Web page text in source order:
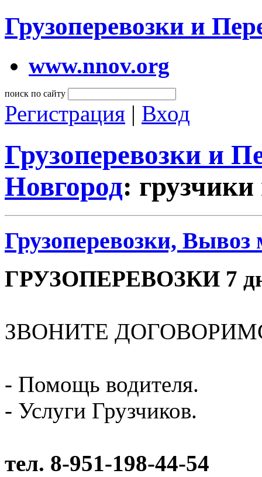
Грузоперевозки и
www.nnov.org
поиск по сайту
Регистрация | Вход
Грузоперевозки и
Новгород: грузчики
Грузоперевозки, Вывоз
ГРУЗОПЕРЕВОЗКИ 7
ЗВОНИТЕ
- Помощь водителя.
- Услуги Грузчиков.
тел. 8-951-198-44-54